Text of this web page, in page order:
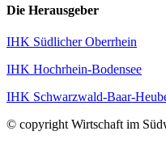
Die Herausgeber
IHK Südlicher Oberrhein
IHK Hochrhein-Bodensee
IHK Schwarzwald-Baar-
© copyright Wirtschaft im